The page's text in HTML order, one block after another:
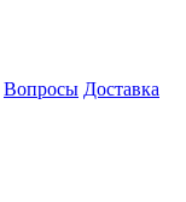
Вопросы Доставка